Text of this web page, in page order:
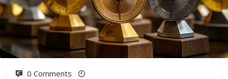
0 Comments